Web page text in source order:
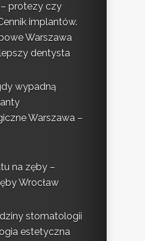
protezy czy
implantów.
Warszawa
dentysta
wypadną
Warszawa –
na zęby –
Wrocław
stomatologii
estetyczna